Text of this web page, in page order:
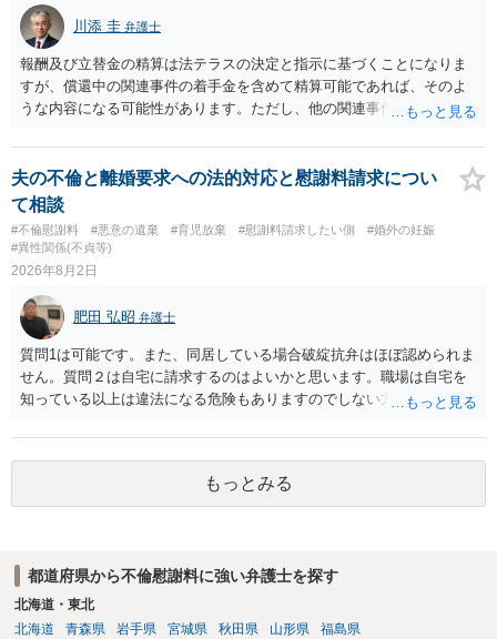
るのであれば，前向きに検討を進めるという考え方でもよいでしょ
う。慰謝料請求としては証拠として使えることが前提であり，その価
値と夫との関係との均衡のように思います。 ③行政書士に委任をして
いるのであれば，どのような内容の委任なのか不明ですが，その行政
書士との協議になると思います。請求するか，訴訟にするか，その点
の見極めや，相手方は性交類似行為は認めているのか，それさえも否
定しているのかによって，考え方・進め方は変わってくると思いま
す。 ④性交類似行為を認めているにもかかわらず支払を拒否するので
あれば，本人（行政書士でも同じだと思います。）への対応ではあま
り変わらないように思います。減額で折り合えるなら本人様の交渉で
もよいように思いますが，ゼロかどうかの観点であれば，訴訟に進む
しかなくなるようにも思います。そうしますと，お近くの弁護士に相
談して進めることを検討した方がよいようにも思います。
川添 圭 弁護士
報酬及び立替金の精算は法テラスの決定と指示に基づくことになりま
すが、償還中の関連事件の着手金を含めて精算可能であれば、そのよ
うな内容になる可能性があります。ただし、他の関連事件でも相手方
情によって対応が違いますので、法テラスへお尋ねいただいた方が確
実です。
夫の不倫と離婚要求への法的対応と慰謝料請求につい
て相談
#不倫慰謝料 #悪意の遺棄 #育児放棄 #慰謝料請求したい側
#婚外の妊娠
#異性関係(不貞等)
2026年8月2日
肥田 弘昭 弁護士
質問1は可能です。また、同居している場合破綻抗弁はほぼ認められま
せん。質問２は自宅に請求するのはよいかと思います。職場は自宅を
知っている以上は違法になる危険もありますのでしない方が良いで
かと思います。有責配偶者ですので相手方からの離婚は拒否しても仮
に訴訟されても法的に成立しません。質問５は認知すると養育費支払
い、相続権が発生します。合意があれば法的に可能ですが法律で強制
することはできません。質問６は可能です。質問７は不貞行為の写真
もっとみる
都道府県から不倫慰謝料に強い弁護士を探す
北海道・東北
北海道
青森県 岩手県 宮城県 秋田県 山形県 福島県